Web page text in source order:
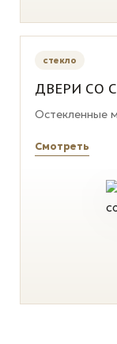
стекло
ДВЕРИ СО
Остекленные
Смотреть